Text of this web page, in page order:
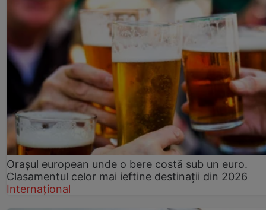
Orașul european unde o bere costă sub un euro.
Clasamentul celor mai ieftine destinații din 2026
Internațional